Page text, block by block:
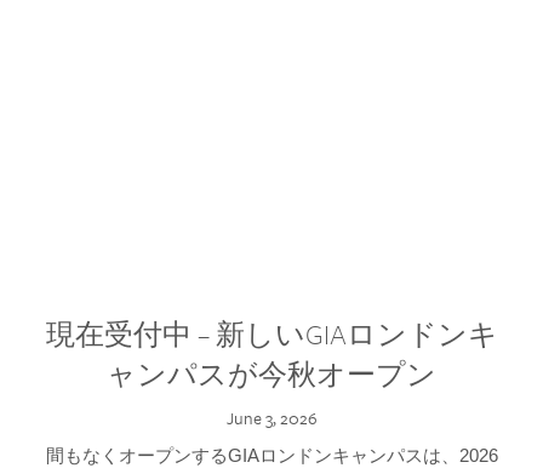
現在受付中 – 新しいGIAロンドンキ
ャンパスが今秋オープン
June 3, 2026
間もなくオープンするGIAロンドンキャンパスは、2026